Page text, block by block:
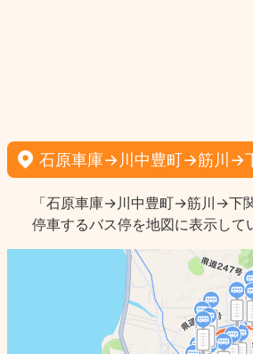
石原車庫→川中豊町→筋川→
「石原車庫→川中豊町→筋川→下
停車するバス停を地図に表示して